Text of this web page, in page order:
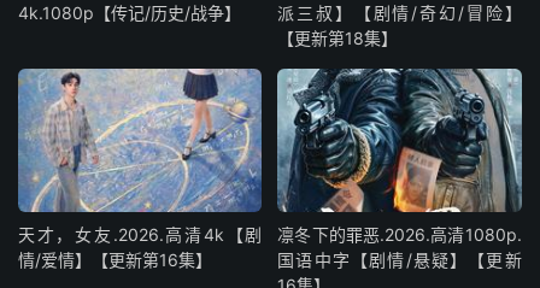
4k.1080p【传记/历史/战争】
派三叔】【剧情/奇幻/冒险】
【更新第18集】
天才，女友.2026.高清4k【剧
情/爱情】【更新第16集】
凛冬下的罪恶.2026.高清1080p.
国语中字【剧情/悬疑】【更新